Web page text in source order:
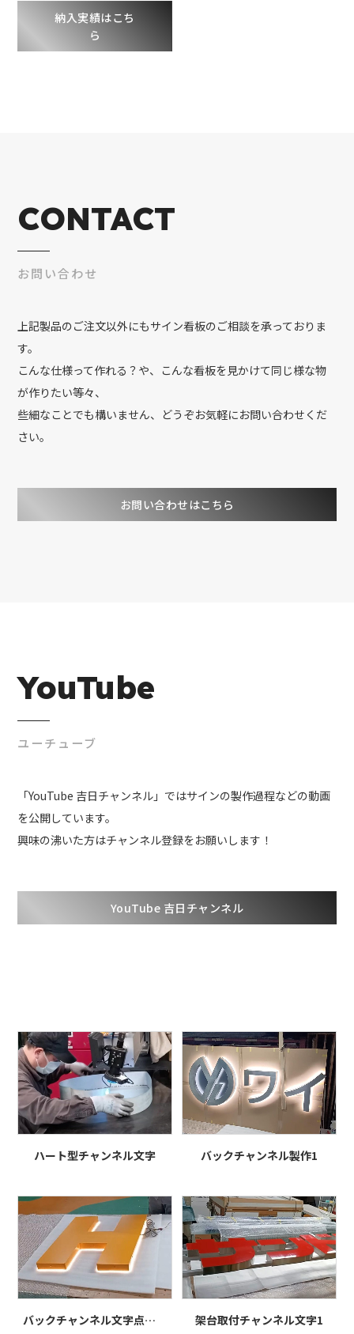
納入実績はこち
ら
CONTACT
お問い合わせ
上記製品のご注文以外にもサイン看板のご相談を承っておりま
す。
こんな仕様って作れる？や、こんな看板を見かけて同じ様な物
が作りたい等々、
些細なことでも構いません、どうぞお気軽にお問い合わせくだ
さい。
お問い合わせはこちら
YouTube
ユーチューブ
「YouTube 吉日チャンネル」ではサインの製作過程などの動画
を公開しています。
興味の沸いた方はチャンネル登録をお願いします！
YouTube 吉日チャンネル
ハート型チャンネル文字 バックチャンネル製作1
バックチャンネル文字点灯・梱包 架台取付チャンネル文字1